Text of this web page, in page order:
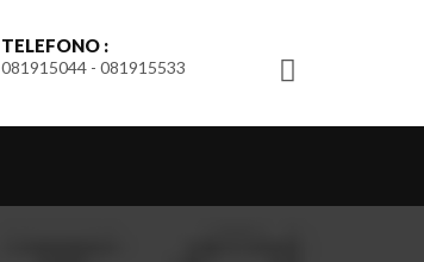
TELEFONO :
081915044 - 081915533